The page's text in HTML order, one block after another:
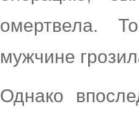
омертвела.
мужчине
Однако